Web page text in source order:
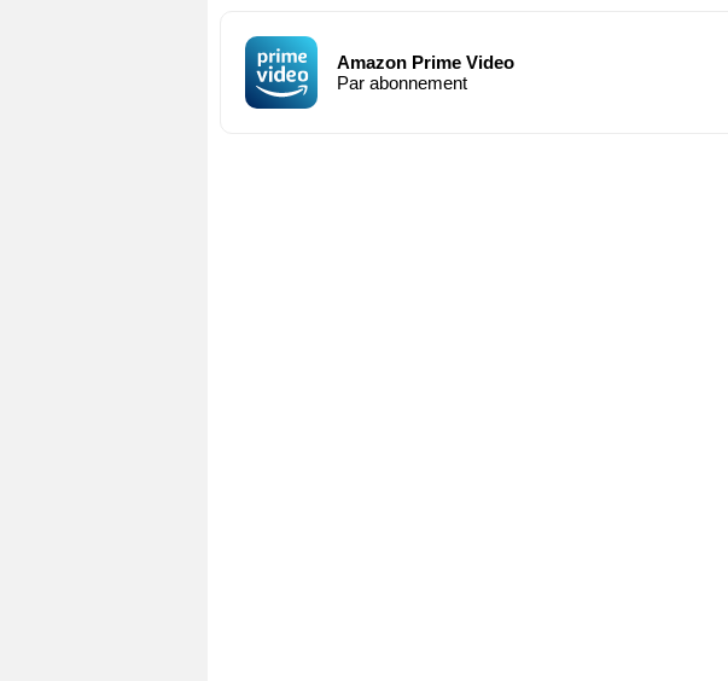
Amazon Prime Video
Par abonnement